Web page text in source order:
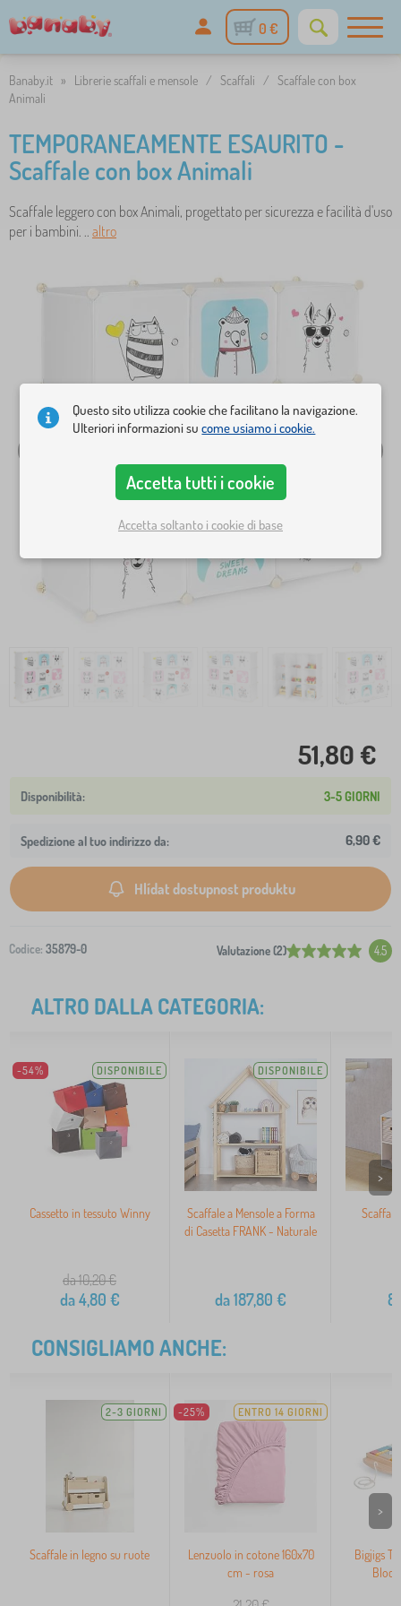
0 €
Banaby.it » Librerie scaffali e mensole / Scaffali / Scaffale con box
Animali
TEMPORANEAMENTE ESAURITO -
Scaffale con box Animali
Scaffale leggero con box Animali, progettato per sicurezza e facilità d'uso
per i bambini. .. altro
51,80 €
3-5 GIORNI
Spedizione al tuo indirizzo da: 6,90 €
Hlídat dostupnost produktu
Codice: 35879-0 Valutazione (2) 4.5
ALTRO DALLA CATEGORIA:
-54% DISPONIBILE
Cassetto in tessuto Winny
da 10,20€
da4,80 €
DISPONIBILE
Scaffale a Mensole a Forma
di Casetta FRANK - Naturale
da187,80 €
>
CONSIGLIAMO ANCHE:
2-3 GIORNI
Scaffale in legno su ruote
-25% ENTRO 14 GIORNI
Lenzuolo in cotone 160x70
cm - rosa
Bigjigs
>
Questo sito utilizza cookie che facilitano la navigazione.
Ulteriori informazioni sucome usiamo i cookie.
Accetta tutti i cookie
Accetta soltanto i cookie di base